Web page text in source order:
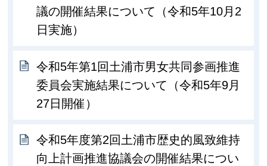
議の開催結果について（令和5年10月2
日実施）
令和5年第1回土浦市男女共同参画推進
委員会実施結果について（令和5年9月
27日開催）
令和5年度第2回土浦市歴史的風致維持
向上計画推進協議会の開催結果につい